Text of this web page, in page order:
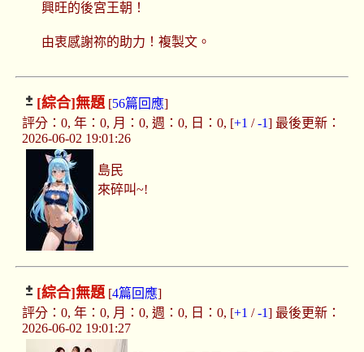
興旺的後宮王朝！
由衷感謝祢的助力！複製文。
[綜合]無題[56篇回應]
評分：0, 年：0, 月：0, 週：0, 日：0, [+1 /-1] 最後更新：
2026-06-02 19:01:26
島民
來碎叫~!
[綜合]無題[4篇回應]
評分：0, 年：0, 月：0, 週：0, 日：0, [+1 /-1] 最後更新：
2026-06-02 19:01:27